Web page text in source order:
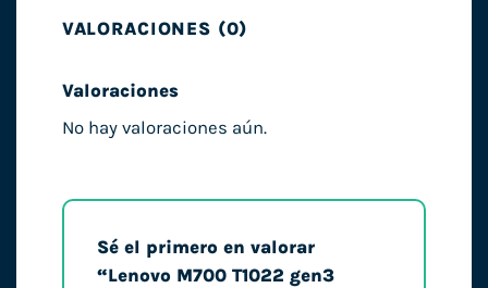
VALORACIONES (0)
Valoraciones
No hay valoraciones aún.
Sé el primero en valorar
“Lenovo M700 T1022 gen3